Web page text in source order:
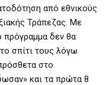
από εθνικούς
Τράπεζας. Με
πρόγραμμα δεν θα
σπίτι τους λόγω
στο
και τα πρώτα 8